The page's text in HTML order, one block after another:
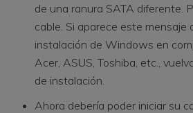
de una ranura SATA diferente.
cable. Si aparece este mensaje
instalación de Windows en
Acer, ASUS, Toshiba, etc.,
de instalación.
Ahora debería poder iniciar su